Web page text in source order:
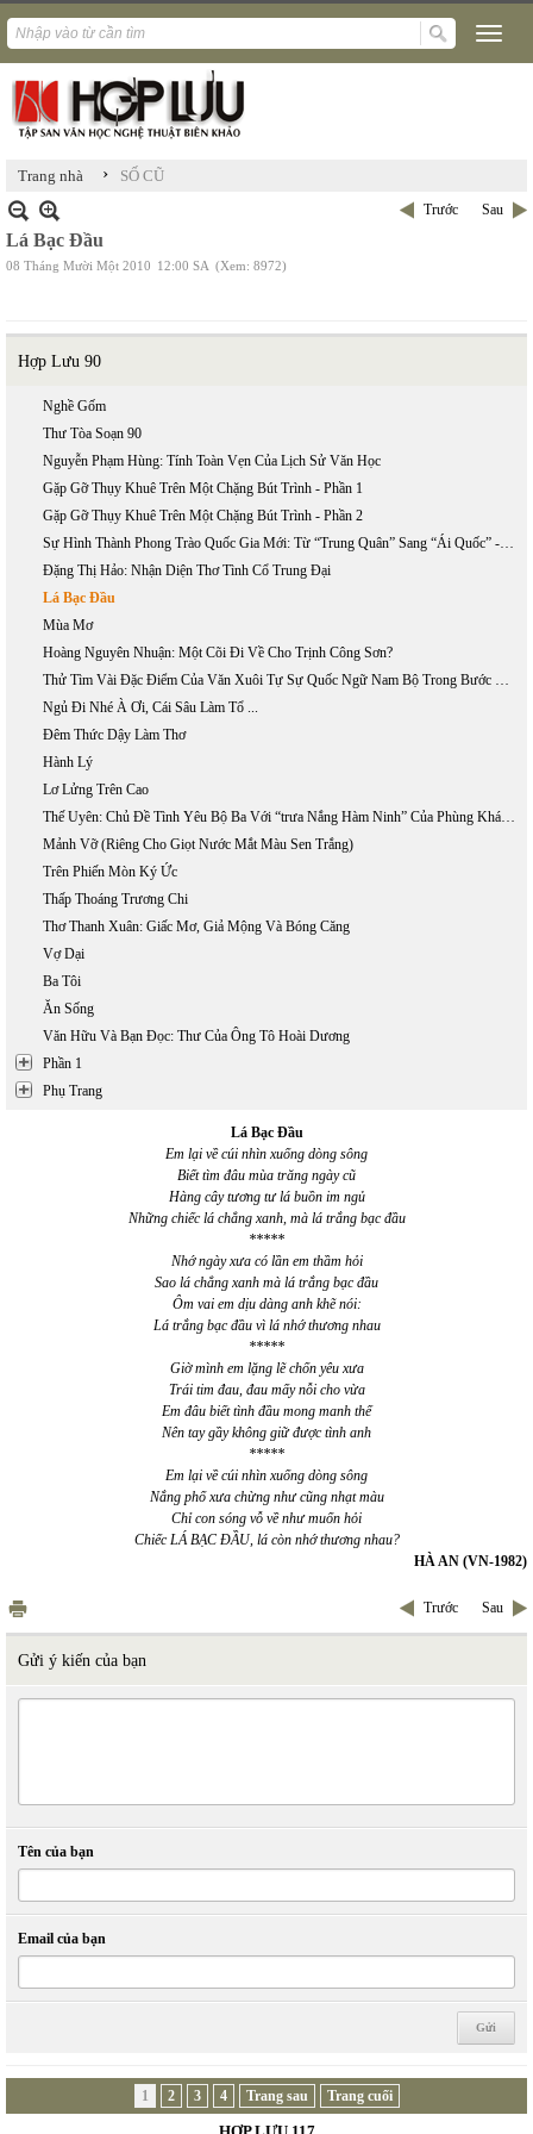
Trang nhà › SỐ CŨ
Trước Sau
Lá Bạc Đầu
08 Tháng Mười Một 2010 12:00 SA (Xem: 8972)
Hợp Lưu 90
Nghề Gốm
Thư Tòa Soạn 90
Nguyễn Phạm Hùng: Tính Toàn Vẹn Của Lịch Sử Văn Học
Gặp Gỡ Thụy Khuê Trên Một Chặng Bút Trình - Phần 1
Gặp Gỡ Thụy Khuê Trên Một Chặng Bút Trình - Phần 2
Sự Hình Thành Phong Trào Quốc Gia Mới: Từ “Trung Quân” Sang “Ái Quốc” - Phần 2
Đặng Thị Hảo: Nhận Diện Thơ Tình Cổ Trung Đại
Lá Bạc Đầu
Mùa Mơ
Hoàng Nguyên Nhuận: Một Cõi Đi Về Cho Trịnh Công Sơn?
Thử Tìm Vài Đặc Điểm Của Văn Xuôi Tự Sự Quốc Ngữ Nam Bộ Trong Bước Khởi Đầu
Ngủ Đi Nhé À Ơi, Cái Sâu Làm Tổ ...
Đêm Thức Dậy Làm Thơ
Hành Lý
Lơ Lửng Trên Cao
Thế Uyên: Chủ Đề Tình Yêu Bộ Ba Với “trưa Nắng Hàm Ninh” Của Phùng Khánh Minh
Mảnh Vỡ (Riêng Cho Giọt Nước Mắt Màu Sen Trắng)
Trên Phiến Mòn Ký Ức
Thấp Thoáng Trương Chi
Thơ Thanh Xuân: Giấc Mơ, Giả Mộng Và Bóng Căng
Vợ Dại
Ba Tôi
Ăn Sống
Văn Hữu Và Bạn Đọc: Thư Của Ông Tô Hoài Dương
Phần 1
Phụ Trang
Lá Bạc Đầu
Em lại về cúi nhìn xuống dòng sông
Biết tìm đâu mùa trăng ngày cũ
Hàng cây tương tư lá buồn im ngủ
Những chiếc lá chẳng xanh, mà lá trắng bạc đầu
*****
Nhớ ngày xưa có lần em thầm hỏi
Sao lá chẳng xanh mà lá trắng bạc đầu
Ôm vai em dịu dàng anh khẽ nói:
Lá trắng bạc đầu vì lá nhớ thương nhau
*****
Giờ mình em lặng lẽ chốn yêu xưa
Trái tim đau, đau mấy nỗi cho vừa
Em đâu biết tình đầu mong manh thế
Nên tay gầy không giữ được tình anh
*****
Em lại về cúi nhìn xuống dòng sông
Nắng phố xưa chừng như cũng nhạt màu
Chỉ con sóng vỗ về như muốn hỏi
Chiếc LÁ BẠC ĐẦU, lá còn nhớ thương nhau?
HÀ AN (VN-1982)
Trước Sau
Gửi ý kiến của bạn
Tên của bạn
Email của bạn
1 2 3 4 Trang sau Trang cuối